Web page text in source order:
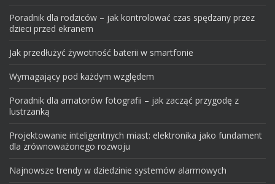
Poradnik dla rodziców – jak kontrolować czas spędzany przez
dzieci przed ekranem
Jak przedłużyć żywotność baterii w smartfonie
Wymagający pod każdym względem
Poradnik dla amatorów fotografii – jak zacząć przygodę z
lustrzanką
Projektowanie inteligentnych miast: elektronika jako fundament
dla zrównoważonego rozwoju
Najnowsze trendy w dziedzinie systemów alarmowych